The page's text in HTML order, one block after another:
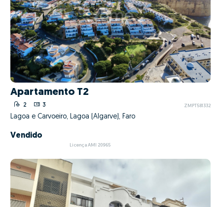
Apartamento T2
2 3 ZMPT581332
Lagoa e Carvoeiro, Lagoa (Algarve), Faro
Vendido
Licença AMI 20965